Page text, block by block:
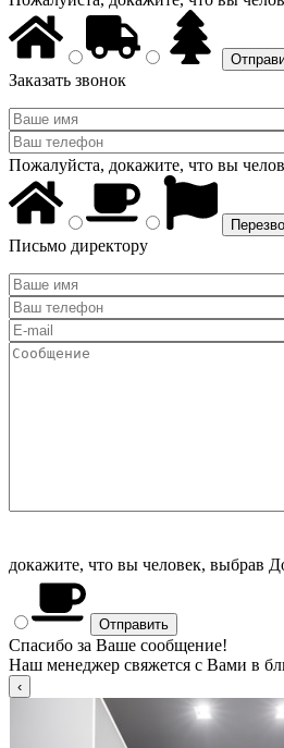
Заказать звонок
Пожалуйста, докажите, что вы
Письмо директору
докажите, что вы человек, выбрав
Спасибо за Ваше сообщение!
Наш менеджер свяжется с Вами в